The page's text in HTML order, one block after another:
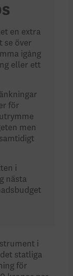
en extra
se över
igång
eller ett
för
men
i
nästa
i
statliga
för